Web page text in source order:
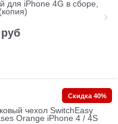
для iPhone 4G в сборе,
руб
чехол SwitchEasy
Orange iPhone 4 / 4S
Скидка 40%